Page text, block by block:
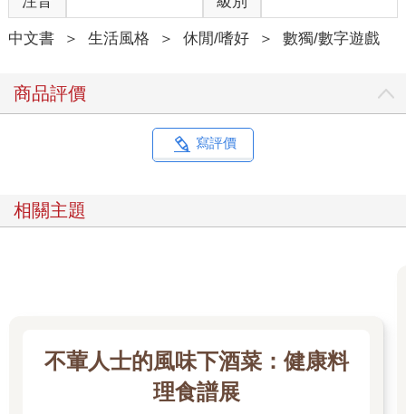
中文書 ＞ 生活風格 ＞ 休閒/嗜好 ＞ 數獨/數字遊戲
商品評價
寫評價
相關主題
不葷人士的風味下酒菜：健康料
理食譜展